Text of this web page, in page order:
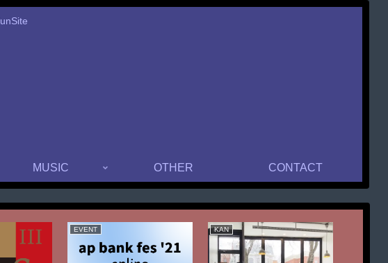
MUSIC OTHER CONTACT
EVENT KAN